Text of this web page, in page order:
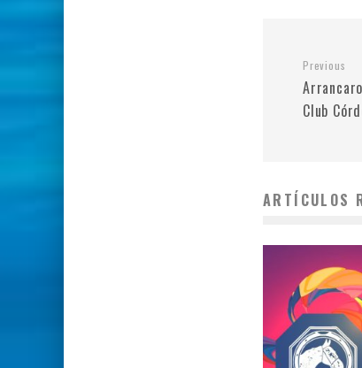
Previous
Club
ARTÍCULOS